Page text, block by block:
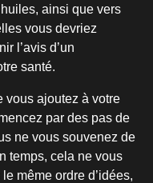
ainsi que vers
vous devriez
l’avis d’un
santé.
vous ajoutez à votre
par des pas de
ne vous souvenez de
temps, cela ne vous
même ordre d’idées,